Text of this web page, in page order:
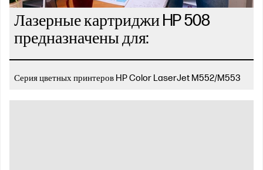
Лазерные картриджи HP 508
предназначены для:
Серия цветных принтеров HP Color LaserJet M552/M553